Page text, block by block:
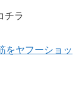
チラ
をヤフーショッ